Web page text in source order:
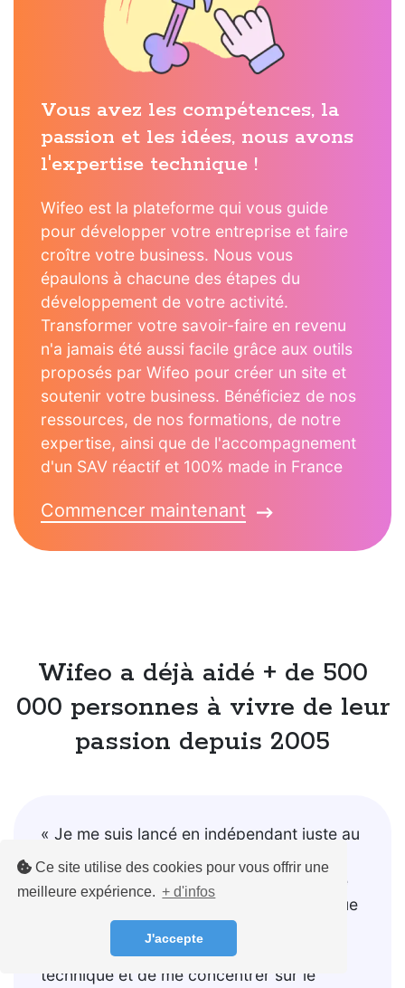
Ce site utilise des cookies pour vous offrir une
meilleure expérience. + d'infos
J'accepte
Vous avez les compétences, la
passion et les idées, nous avons
l'expertise technique !
Wifeo est la plateforme qui vous guide
pour développer votre entreprise et faire
croître votre business. Nous vous
épaulons à chacune des étapes du
développement de votre activité.
Transformer votre savoir-faire en revenu
n'a jamais été aussi facile grâce aux outils
proposés par Wifeo pour créer un site et
soutenir votre business. Bénéficiez de nos
ressources, de nos formations, de notre
expertise, ainsi que de l'accompagnement
d'un SAV réactif et 100% made in France
Commencer maintenant
Wifeo a déjà aidé + de 500
000 personnes à vivre de leur
passion depuis 2005
« Je me suis lancé en indépendant juste au
moment du covid... Mauvais timing ! Je
suis donc naturellement allé vers la vente
de formations en ligne, et on peut dire que
j'ai bien fait ! Wifeo m'a permis de ne pas
me poser trop de questions sur la partie
technique et de me concentrer sur le